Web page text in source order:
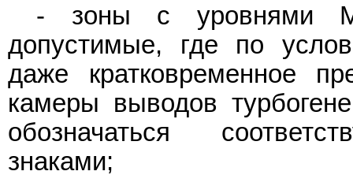
- зоны с уровнями
допустимые, где по
даже кратковременное
камеры выводов
обозначаться
знаками;